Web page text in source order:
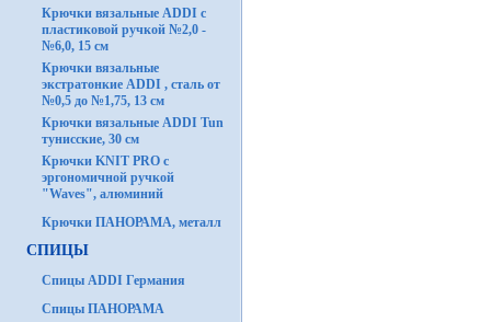
Крючки вязальные ADDI с
пластиковой ручкой №2,0 -
№6,0, 15 см
Крючки вязальные
экстратонкие ADDI , сталь от
№0,5 до №1,75, 13 см
Крючки вязальные ADDI Tun
тунисские, 30 см
Крючки KNIT PRO с
эргономичной ручкой
"Waves", алюминий
Крючки ПАНОРАМА, металл
СПИЦЫ
Спицы ADDI Германия
Спицы ПАНОРАМА